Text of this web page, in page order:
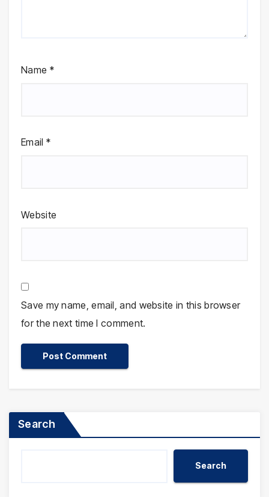
Name *
Email *
Website
Save my name, email, and website in this browser
for the next time I comment.
Search
Search